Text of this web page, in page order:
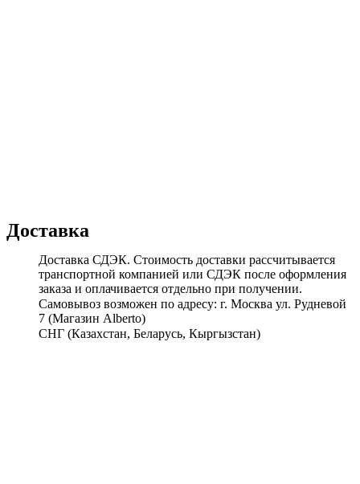
Доставка
Доставка СДЭК. Стоимость доставки рассчитывается
транспортной компанией или СДЭК после оформления
заказа и оплачивается отдельно при получении.
Самовывоз возможен по адресу: г. Москва ул. Рудневой
7 (Магазин Alberto)
СНГ (Казахстан, Беларусь, Кыргызстан)